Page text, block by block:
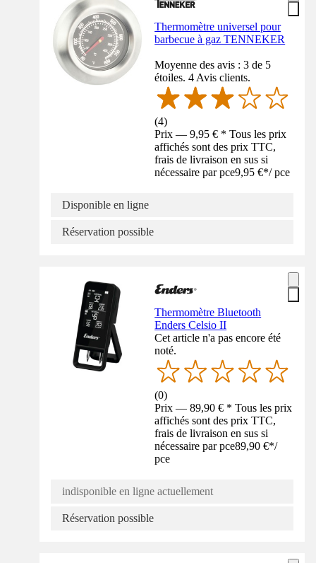
Thermomètre universel pour
barbecue à gaz TENNEKER
Moyenne des avis : 3 de 5
étoiles. 4 Avis clients.
(4)
Prix — 9,95 € * Tous les prix
affichés sont des prix TTC,
frais de livraison en sus si
nécessaire par pce9,95 €*/ pce
Disponible en ligne
Réservation possible
Thermomètre Bluetooth
Enders Celsio II
Cet article n'a pas encore été
noté.
(0)
Prix — 89,90 € * Tous les prix
affichés sont des prix TTC,
frais de livraison en sus si
nécessaire par pce89,90 €*/
pce
indisponible en ligne actuellement
Réservation possible